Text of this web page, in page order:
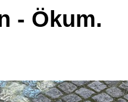
- Ökum.